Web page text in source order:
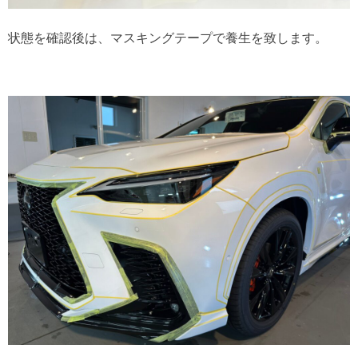
状態を確認後は、マスキングテープで養生を致します。